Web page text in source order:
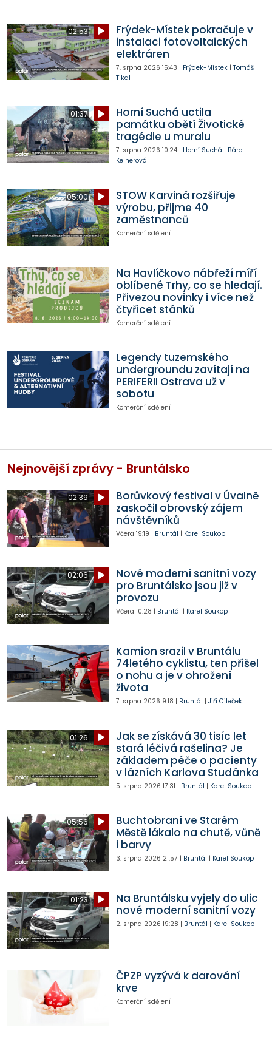
02:53
Frýdek-Místek pokračuje v
instalaci fotovoltaických
elektráren
7. srpna 2026 15:43 | Frýdek-Místek| Tomáš
Tikal
01:37
Horní Suchá uctila
památku obětí Životické
tragédie u muralu
7. srpna 2026 10:24| Horní Suchá | Bára
Kelnerová
05:00
STOW Karviná rozšiřuje
výrobu, přijme 40
zaměstnanců
Komerční sdělení
Na Havlíčkovo nábřeží míří
oblíbené Trhy, co se hledají.
Přivezou novinky i více než
čtyřicet stánků
Komerční sdělení
Legendy tuzemského
undergroundu zavítají na
PERIFERII Ostrava už v
sobotu
Komerční sdělení
Nejnovější zprávy - Bruntálsko
02:39
Borůvkový festival v Úvalně
zaskočil obrovský zájem
návštěvníků
Včera 19:19 | Bruntál | Karel Soukop
02:06
Nové moderní sanitní vozy
pro Bruntálsko jsou již v
provozu
Včera 10:28 | Bruntál | Karel Soukop
Kamion srazil v Bruntálu
74letého cyklistu, ten přišel
o nohu a je v ohrožení
života
7. srpna 2026 9:18 | Bruntál | Jiří Cileček
01:26
Jak se získává 30 tisíc let
stará léčivá rašelina? Je
základem péče o pacienty
v lázních Karlova Studánka
5. srpna 2026 17:31 | Bruntál | Karel Soukop
05:56
Buchtobraní ve Starém
Městě lákalo na chutě, vůně
i barvy
3. srpna 2026 21:57 | Bruntál | Karel Soukop
01:23
Na Bruntálsku vyjely do ulic
nové moderní sanitní vozy
2. srpna 2026 19:28 | Bruntál | Karel Soukop
ČPZP vyzývá k darování
krve
Komerční sdělení